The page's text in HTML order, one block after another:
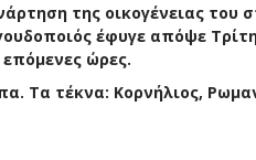
της οικογένειας του
έφυγε απόψε
ώρες.
Τα τέκνα: Κορνήλιος,